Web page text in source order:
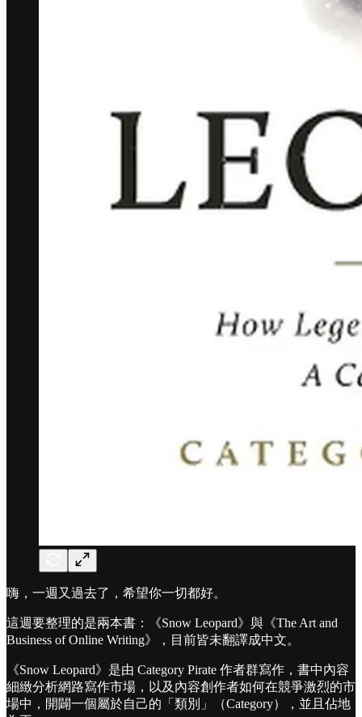
嗨，一週又過去了，希望你一切都好。
這週要整理的是兩本書：《Snow Leopard》與《The Art and
Business of Online Writing》，目前皆未翻譯成中文。
《Snow Leopard》是由 Category Pirate 作者群寫作，書中內容
細緻分析網路寫作市場，以及內容創作者如何在競爭激烈的市
場中，開闢一個屬於自己的「類別」（Category），並且佔地